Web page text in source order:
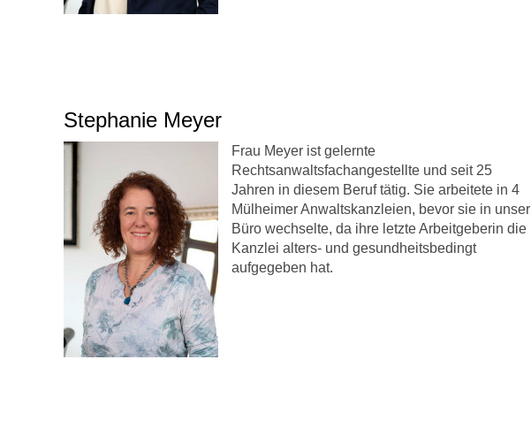
Stephanie Meyer
Frau Meyer ist gelernte
Rechtsanwaltsfachangestellte und seit 25
Jahren in diesem Beruf tätig. Sie arbeitete in 4
Mülheimer Anwaltskanzleien, bevor sie in unser
Büro wechselte, da ihre letzte Arbeitgeberin die
Kanzlei alters- und gesundheitsbedingt
aufgegeben hat.